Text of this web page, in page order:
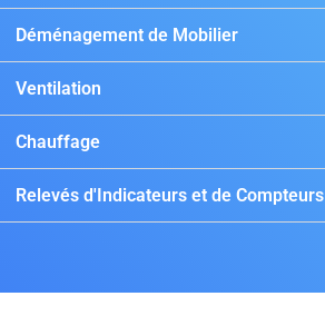
Déménagement de Mobilier
Ventilation
Chauffage
Relevés d'Indicateurs et de Compteurs